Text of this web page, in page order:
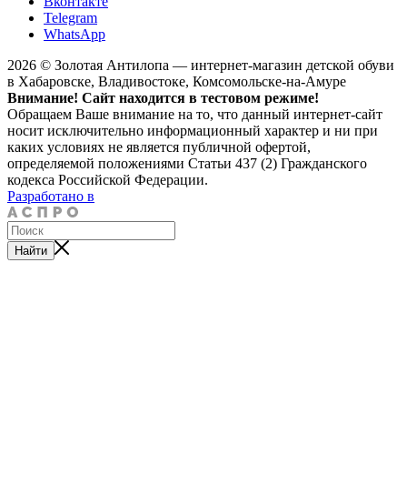
Telegram
WhatsApp
2026 © Золотая Антилопа — интернет-магазин детской обуви
в Хабаровске, Владивостоке, Комсомольске-на-Амуре
Внимание! Сайт находится в тестовом режиме!
Обращаем Ваше внимание на то, что данный интернет-сайт
носит исключительно информационный характер и ни при
каких условиях не является публичной офертой,
определяемой положениями Статьи 437 (2) Гражданского
кодекса Российской Федерации.
Разработано в
Найти